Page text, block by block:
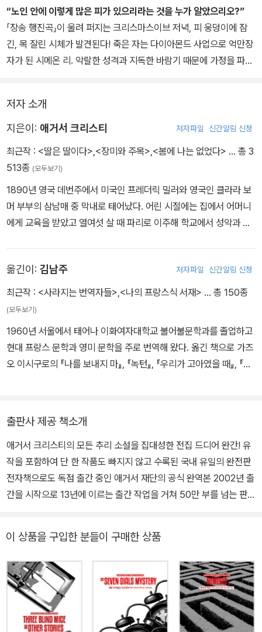
“노인 안에 이렇게 많은 피가 있으리라는 것을 누가 알았으리오?”
「장송 행진곡」이 울려 퍼지는 크리스마스이브 저녁, 피 웅덩이에 잠
긴, 목 잘린 시체가 발견된다! 죽은 자는 다이아몬드 사업으로 억만장
자가 된 시메온 리. 악랄한 성격과 지독한 바람기 때문에 가정을 파탄
들은 유산을 향한 욕심에 그 초청을 승낙한다. 지금껏 한 번도 만난 적
없던 손녀, 필라르 에스트라도스라는 스페인 출신의 섬뜩한 미녀도
데……. 그 자리에 있는 모두가 시메온 리를 증오한다는 것이 명명백
백한 상황. 그런데 노인의 시체가 발견된 밀실 안에는 그 누구도 없었
다! 게다가 노인이 가지고 있던 다이아몬드도 사라지고야 말았는데.
불가능해 보이는 살해 현장 속, 에르퀼 푸아로는 가족 중에 범인이 있
다고 단언한다. 추리 소설의 여왕 애거서 크리스티가 선보이는, “피가
저자 소개
지은이: 애거서 크리스티 저자파일 신간알림 신청
최근작 : <딸은 딸이다> <장미와 주목> <봄에 나는 없었다> … 총 3
513종 (모두보기)
1890년 영국 데번주에서 미국인 프레더릭 밀러와 영국인 클라라 보
머 부부의 삼남매 중 막내로 태어났다. 어린 시절에는 집에서 어머니
에게 교육을 받았고 열여섯 살 때 파리로 이주해 학교에서 성악과 피
건』으로 데뷔했다. 1976년 85세를 일기로 사망할 때까지 『그리고
아무도 없었다』 『ABC 살인 사건』 등 80여 편의 추리소설을 집필했
다. 『애크로이드 살인 사건』 출간 직후 애거사는 어머니의 죽음과 남
이때의 사유를 바탕으로 1930년부터 1956년까지 ‘메리 웨스트매
콧’이라는 필명으로 여섯 편의 장편소설을 발표한다. 필명을 쓴 것은
추리소설 독자들을 혼동시키지 않기 위한 배려였고, 이는 애거사의
회장이 되었으며, 1971년 영국 왕실에서 수여하는 작위 훈장DBE을
억 부 이상이 판매되었고 다른 언어판 역시 10억 부 이상 판매되어 기
네스 세계기록에 등재되었다. 2009년에는 미발표 단편 두 편이 실린
창작노트 『애거사 크리스티 비밀 노트』가 출간되었다. 그녀의 유해는
영국 옥스퍼드셔의 세인트메리교회 묘지에 안장되었다.
옮긴이: 김남주 저자파일 신간알림 신청
최근작 : <사라지는 번역자들> <나의 프랑스식 서재> … 총 150종
(모두보기)
1960년 서울에서 태어나 이화여자대학교 불어불문학과를 졸업하고
현대 프랑스 문학과 영미 문학을 주로 번역해 왔다. 옮긴 책으로 가즈
오 이시구로의 『나를 보내지 마』, 『녹턴』, 『우리가 고아였을 때』, 『창
『솔로몬 왕의 고뇌』, 『가면의 생』, 야스미나 레자의 『행복해서 행복한
사람들』, 『함머클라비어』, 『비탄』, 『지금 뭐하는 거예요, 장리노』, 벨
마 월리스의 『두 늙은 여자』 등이 있고, 지은 책으로 『나의 프랑스식
서재』, 『사라지는 번역자들』이 있다
출판사 제공 책소개
애거서 크리스티의 모든 추리 소설을 집대성한 전집 드디어 완간! 유
작을 포함하여 단 한 작품도 빠지지 않고 수록된 국내 유일의 완전판
전자책으로도 독점 출간 중인 애거서 재단의 공식 완역본 2002년 출
간을 시작으로 13년에 이르는 출간 작업을 거쳐 50만 부를 넘는 판매
특히 유작 단편집인 『빛이 있는 동안』 등 기존의 중역·해적판에서는
만날 수 없던 작품을 수록하고 있는 국내에서 유일무이한 완전판이
다. 애거서 크리스티 재단과의 독점적인 판권 계약을 통해 전자책으
로도 출간되고 있다. 또한 2014년 애거서 크리스티의 대표작 열 권
을 엄선하여 출간한 「애거서 크리스티 에디터스 초이스」는 유려한 디
자인과 뛰어난 편집으로 독자들의 많은 사랑을 받으며 10만 부에 이
이 상품을 구입한 분들이 구매한 상품